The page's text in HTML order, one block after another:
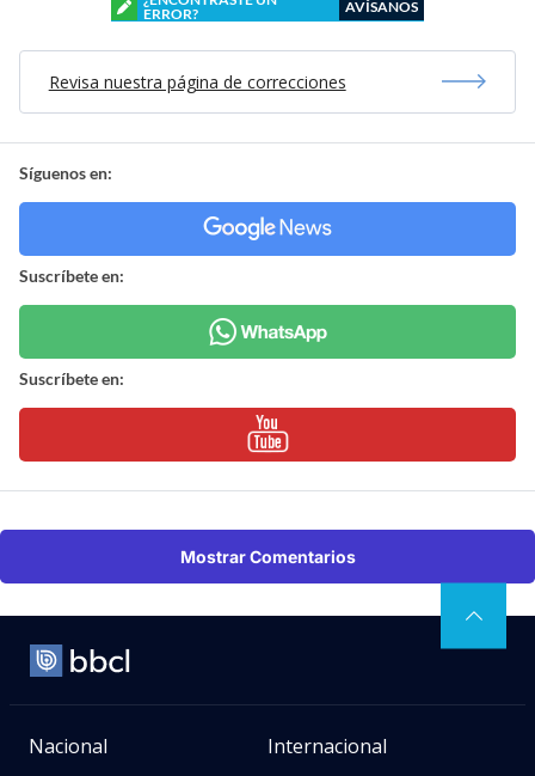
ERROR?
AVÍSANOS
Revisa nuestra página de correcciones
Síguenos en:
Suscríbete en:
Suscríbete en:
Mostrar Comentarios
Nacional Internacional